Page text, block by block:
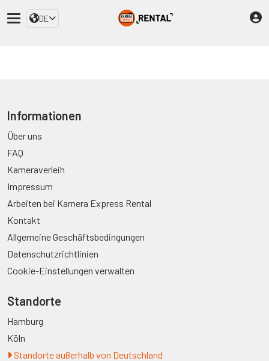
DE
Informationen
Über uns
FAQ
Kameraverleih
Impressum
Arbeiten bei Kamera Express Rental
Kontakt
Allgemeine Geschäftsbedingungen
Datenschutzrichtlinien
Cookie-Einstellungen verwalten
Standorte
Hamburg
Köln
Standorte außerhalb von Deutschland